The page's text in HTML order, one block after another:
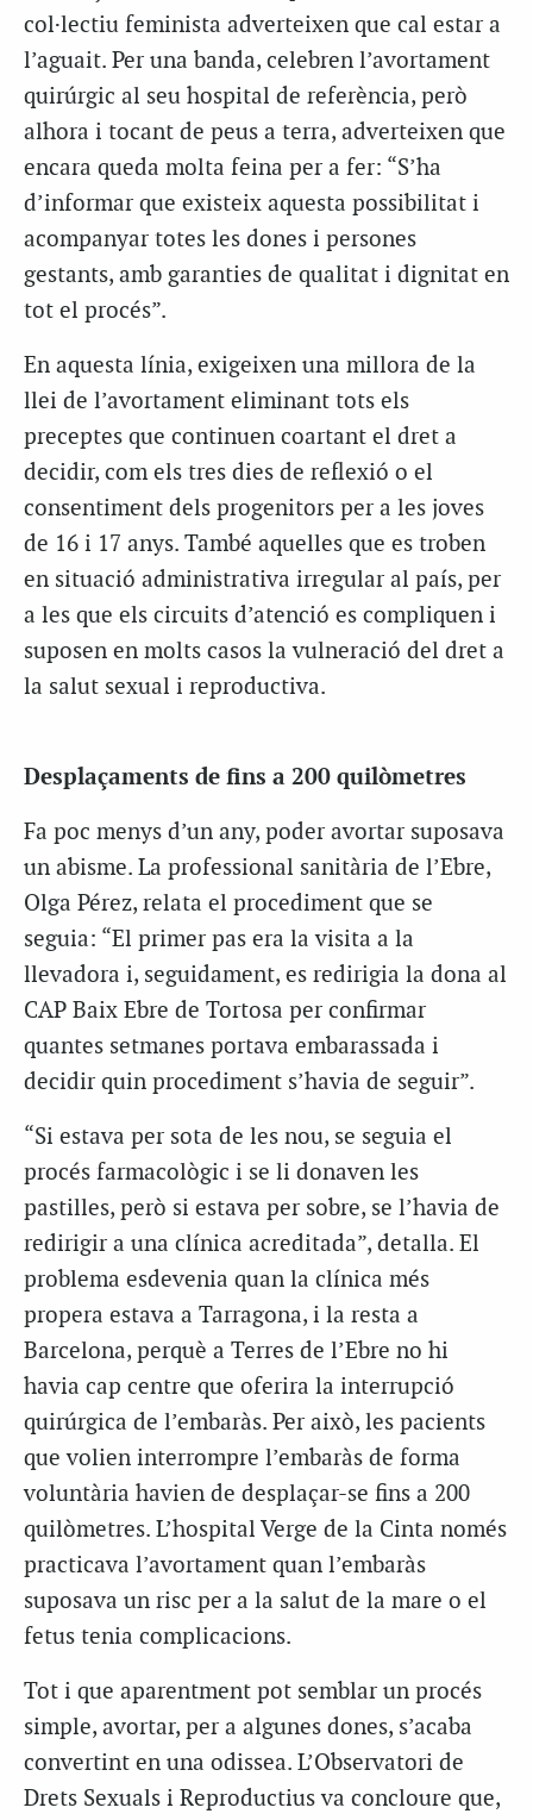
col·lectiu feminista adverteixen que cal estar a
l’aguait. Per una banda, celebren l’avortament
quirúrgic al seu hospital de referència, però
alhora i tocant de peus a terra, adverteixen que
encara queda molta feina per a fer: “S’ha
d’informar que existeix aquesta possibilitat i
acompanyar totes les dones i persones
gestants, amb garanties de qualitat i dignitat en
tot el procés”.
En aquesta línia, exigeixen una millora de la
llei de l’avortament eliminant tots els
preceptes que continuen coartant el dret a
decidir, com els tres dies de reflexió o el
consentiment dels progenitors per a les joves
de 16 i 17 anys. També aquelles que es troben
en situació administrativa irregular al país, per
a les que els circuits d’atenció es compliquen i
suposen en molts casos la vulneració del dret a
la salut sexual i reproductiva.
Desplaçaments de fins a 200 quilòmetres
Fa poc menys d’un any, poder avortar suposava
un abisme. La professional sanitària de l’Ebre,
Olga Pérez, relata el procediment que se
seguia: “El primer pas era la visita a la
llevadora i, seguidament, es redirigia la dona al
CAP Baix Ebre de Tortosa per confirmar
quantes setmanes portava embarassada i
decidir quin procediment s’havia de seguir”.
“Si estava per sota de les nou, se seguia el
procés farmacològic i se li donaven les
pastilles, però si estava per sobre, se l’havia de
redirigir a una clínica acreditada”, detalla. El
problema esdevenia quan la clínica més
propera estava a Tarragona, i la resta a
Barcelona, perquè a Terres de l’Ebre no hi
havia cap centre que oferira la interrupció
quirúrgica de l’embaràs. Per això, les pacients
que volien interrompre l’embaràs de forma
voluntària havien de desplaçar-se fins a 200
quilòmetres. L’hospital Verge de la Cinta només
practicava l’avortament quan l’embaràs
suposava un risc per a la salut de la mare o el
fetus tenia complicacions.
Tot i que aparentment pot semblar un procés
simple, avortar, per a algunes dones, s’acaba
convertint en una odissea. L’Observatori de
Drets Sexuals i Reproductius va concloure que,